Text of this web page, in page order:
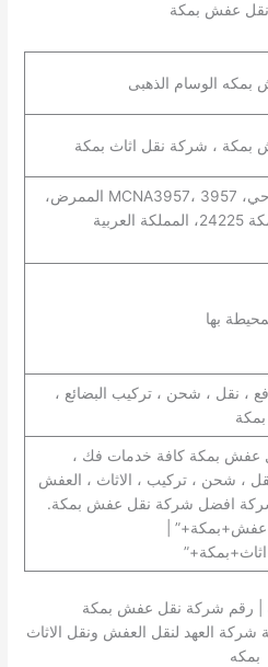
عفش بمكة
الوسام الذهبى
، شركة نقل اثاث بمكة
CQMM+2VM حي، MCNA3957، 3957 الممرض،
7311، النزهة، مكة 24225، المملكة العربية
بها
، نقل ، شحن ، تركيب البضائع ،
عفش بمكة كافة خدمات فك ،
، شحن ، تركيب ، الاثاث ، العفش
افضل شركة نقل عفش بمكة.
|
رقم شركة نقل عفش بمكة
العهد لنقل العفش ونقل الاثاث
بمكه